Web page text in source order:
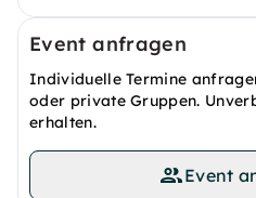
Event anfragen
Individuelle Termine
oder private Gruppen.
erhalten.
Event